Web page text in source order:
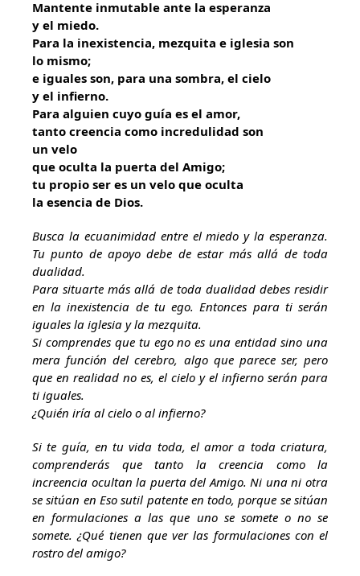
Mantente inmutable ante la esperanza
y el miedo.
Para la inexistencia, mezquita e iglesia son
lo mismo;
e iguales son, para una sombra, el cielo
y el infierno.
Para alguien cuyo guía es el amor,
tanto creencia como incredulidad son
un velo
que oculta la puerta del Amigo;
tu propio ser es un velo que oculta
la esencia de Dios.
Busca la ecuanimidad entre el miedo y la esperanza.
Tu punto de apoyo debe de estar más allá de toda
dualidad.
Para situarte más allá de toda dualidad debes residir
en la inexistencia de tu ego. Entonces para ti serán
iguales la iglesia y la mezquita.
Si comprendes que tu ego no es una entidad sino una
mera función del cerebro, algo que parece ser, pero
que en realidad no es, el cielo y el infierno serán para
ti iguales.
¿Quién iría al cielo o al infierno?
Si te guía, en tu vida toda, el amor a toda criatura,
comprenderás que tanto la creencia como la
increencia ocultan la puerta del Amigo. Ni una ni otra
se sitúan en Eso sutil patente en todo, porque se sitúan
en formulaciones a las que uno se somete o no se
somete. ¿Qué tienen que ver las formulaciones con el
rostro del amigo?